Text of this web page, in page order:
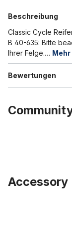
Beschreibung
Classic Cycle
B 40-635: Bitte
Ihrer Felge.… Mehr
Bewertungen
Accessory